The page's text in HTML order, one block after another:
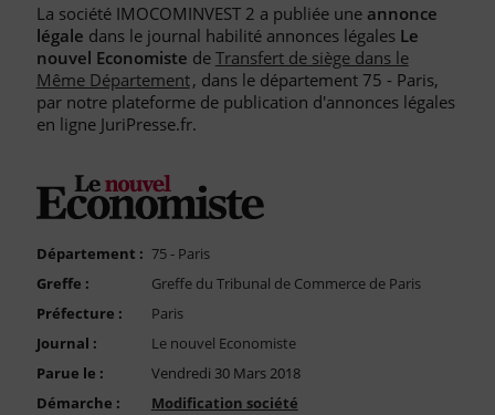
Liste des Greffes
Liste des CCI
Le Blog pour les Entreprises
Nous Contacter
Compte PRO
La société IMOCOMINVEST 2 a publiée une annonce
légale dans le journal habilité annonces légales Le
nouvel Economiste deTransfert de siège dans le
Même Département, dans le département 75 - Paris,
par notre plateforme de publication d'annonces légales
en ligne JuriPresse.fr.
Département : 75 - Paris
Greffe :
Greffe du Tribunal de Commerce de Paris
Préfecture :
Paris
Journal :
Le nouvel Economiste
Parue le :
Vendredi 30 Mars 2018
Démarche :
Modification société